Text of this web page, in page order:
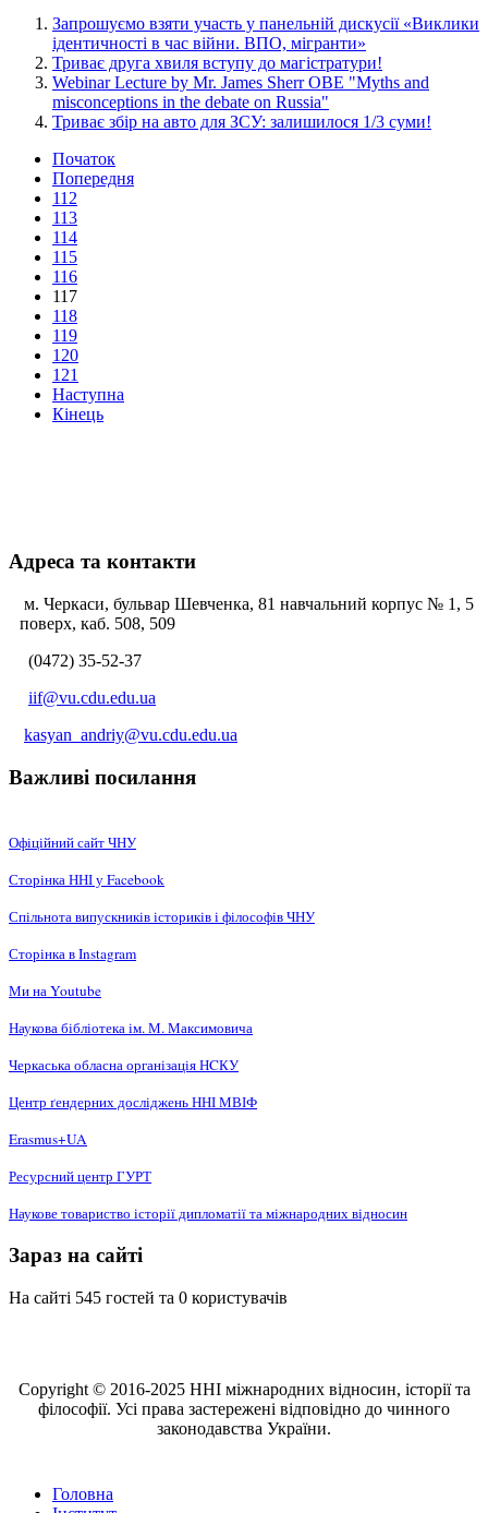
Запрошуємо взяти участь у панельній дискусії «Виклики
ідентичності в час війни. ВПО, мігранти»
Триває друга хвиля вступу до магістратури!
Webinar Lecture by Mr. James Sherr OBE "Myths and
misconceptions in the debate on Russia"
Триває збір на авто для ЗСУ: залишилося 1/3 суми!
Початок
Попередня
112
113
114
115
116
117
118
119
120
121
Наступна
Кінець
Адреса та контакти
м. Черкаси, бульвар Шевченка, 81 навчальний корпус № 1, 5
поверх, каб. 508, 509
(0472) 35-52-37
iif@vu.cdu.edu.ua
kasyan_andriy@vu.cdu.edu.ua
Важливі посилання
Офіційний сайт ЧНУ
Сторінка ННІ у Facebook
Спільнота випускників істориків і філософів ЧНУ
Сторінка в Instagram
Ми на Youtube
Наукова бібліотека ім. М. Максимовича
Черкаська обласна організація НCКУ
Центр ґендерних досліджень ННІ МВІФ
Erasmus+UA
Ресурсний центр ГУРТ
Наукове товариство історії дипломатії та міжнародних відносин
Зараз на сайті
На сайті 545 гостей та 0 користувачів
Copyright © 2016-2025 ННІ міжнародних відносин, історії та
філософії. Усі права застережені відповідно до чинного
законодавства України.
Головна